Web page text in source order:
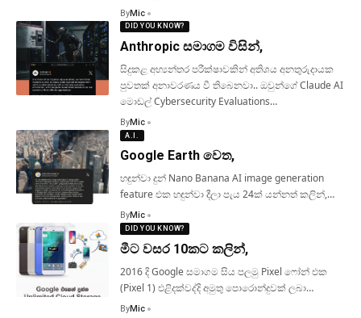
ByMic
DID YOU KNOW?
Anthropic සමාගම විසින්,
සිදුකළ අභ්‍යන්තර පරීක්ෂාවකින් අතිශය අනතුරුදායක
පුවතක් අනාවරණය වී තිබෙනවා.. ඔවුන්ගේ Claude AI
මොඩල් Cybersecurity Evaluations…
ByMic
A.I.
Google Earth වෙත,
හඳුන්වා දුන් Nano Banana AI image generation
feature එක හඳුන්වා දීලා පැය 24ක් යන්නත් කලින්,…
ByMic
DID YOU KNOW?
මීට වසර 10කට කලින්,
2016 දි Google සමාගම සිය පලමු Pixel ෆෝන් එක
(Pixel 1) එළිදක්වද්දි අමුතු පොරොන්දුවක් ලබා…
ByMic